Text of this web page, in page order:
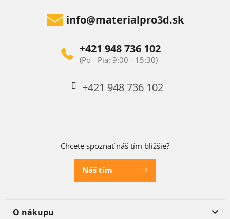
info@materialpro3d.sk
+421 948 736 102
+421 948 736 102
Chcete spoznať náš tím bližšie?
Náš tím
O nákupu